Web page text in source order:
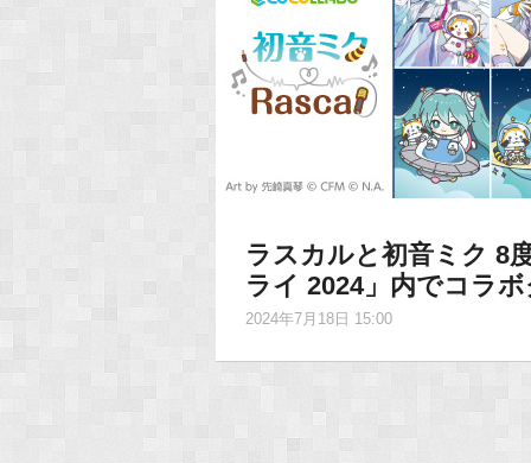
ラスカルと初音ミク 8
ライ 2024」内でコラ
2024年7月18日 15:00